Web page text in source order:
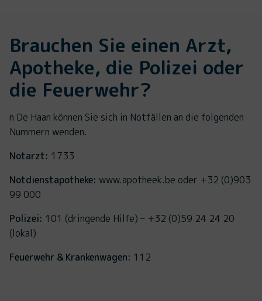
Brauchen Sie einen Arzt,
Apotheke, die Polizei oder
die Feuerwehr?
n De Haan können Sie sich in Notfällen an die folgenden
Nummern wenden.
Notarzt: 1733
Notdienstapotheke: www.apotheek.be oder +32 (0)903
99 000
Polizei: 101 (dringende Hilfe) – +32 (0)59 24 24 20
(lokal)
Feuerwehr & Krankenwagen: 112